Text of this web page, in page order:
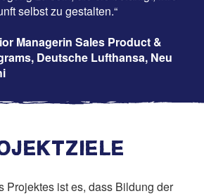
selbst zu gestalten.“
Managerin Sales Product &
Deutsche Lufthansa, Neu
Projektes ist es, dass Bildung der